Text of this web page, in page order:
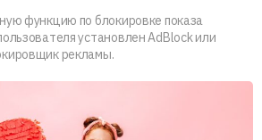
функцию по блокировке показа
установлен AdBlock или
рекламы.